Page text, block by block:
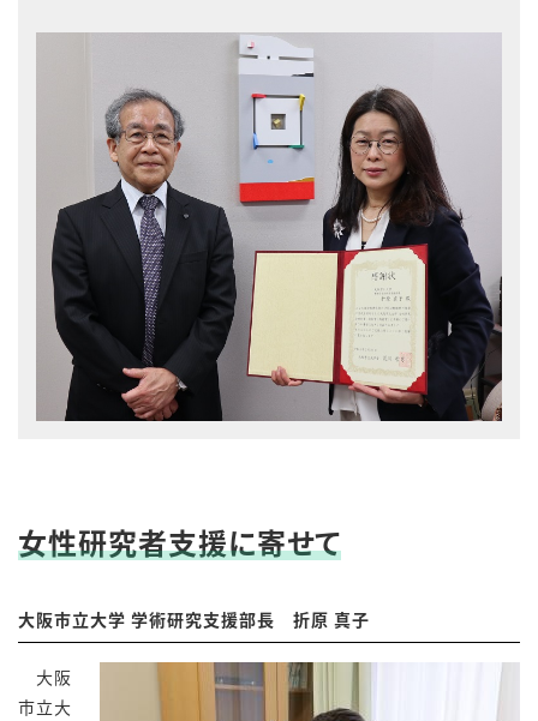
女性研究者支援に寄せて
大阪市立大学 学術研究支援部長 折原 真子
大阪
市立大